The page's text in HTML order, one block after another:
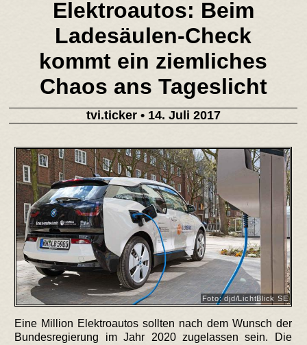
Elektroautos: Beim
Ladesäulen-Check
kommt ein ziemliches
Chaos ans Tageslicht
tvi.ticker• 14. Juli 2017
Foto: djd/LichtBlick SE
Eine Million Elektroautos sollten nach dem Wunsch der
Bundesregierung im Jahr 2020 zugelassen sein. Die